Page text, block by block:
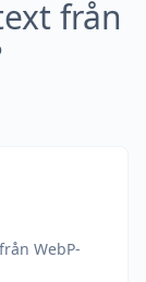
från
WebP-